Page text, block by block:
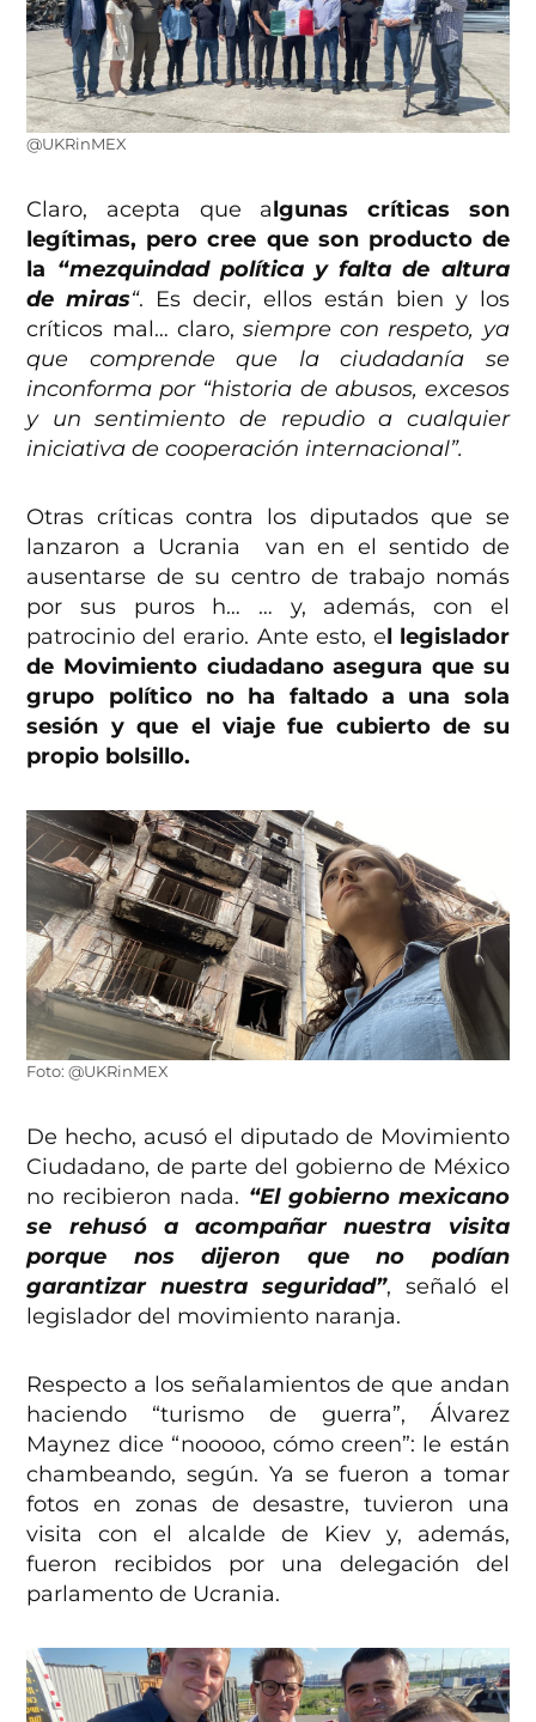
@UKRinMEX
Claro, acepta que algunas críticas son
legítimas, pero cree que son producto de
la “mezquindad política y falta de altura
de miras“. Es decir, ellos están bien y los
críticos mal… claro, siempre con respeto, ya
que comprende que la ciudadanía se
inconforma por “historia de abusos, excesos
y un sentimiento de repudio a cualquier
iniciativa de cooperación internacional”.
Otras críticas contra los diputados que se
lanzaron a Ucrania van en el sentido de
ausentarse de su centro de trabajo nomás
por sus puros h… … y, además, con el
patrocinio del erario. Ante esto, el legislador
de Movimiento ciudadano asegura que su
grupo político no ha faltado a una sola
sesión y que el viaje fue cubierto de su
propio bolsillo.
Foto: @UKRinMEX
De hecho, acusó el diputado de Movimiento
Ciudadano, de parte del gobierno de México
no recibieron nada. “El gobierno mexicano
se rehusó a acompañar nuestra visita
porque nos dijeron que no podían
garantizar nuestra seguridad”, señaló el
legislador del movimiento naranja.
Respecto a los señalamientos de que andan
haciendo “turismo de guerra”, Álvarez
Maynez dice “nooooo, cómo creen”: le están
chambeando, según. Ya se fueron a tomar
fotos en zonas de desastre, tuvieron una
visita con el alcalde de Kiev y, además,
fueron recibidos por una delegación del
parlamento de Ucrania.